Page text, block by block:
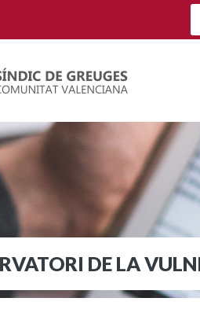
DE LA